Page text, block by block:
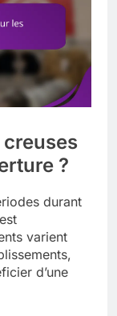
?
durant
varient
d’une